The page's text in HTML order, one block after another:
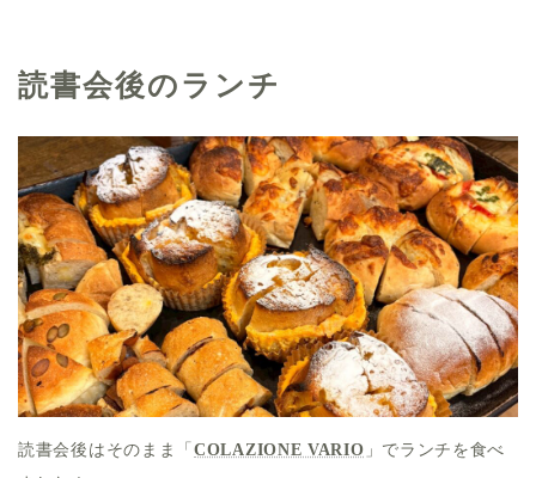
読書会後のランチ
読書会後はそのまま「 COLAZIONE VARIO 」でランチを食べ